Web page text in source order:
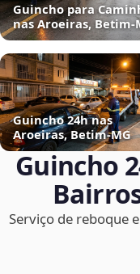
Guincho para
nas Aroeiras,
Guincho 24h nas
Aroeiras, Betim‑MG
Guincho
Serviço de reboque